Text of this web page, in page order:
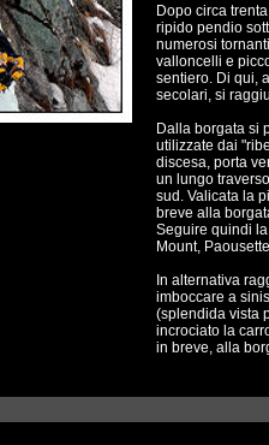
Dopo circa
ripido pendio
numerosi
valloncelli e
sentiero. Di qui,
secolari, si
Dalla borgata si
utilizzate dai
discesa, porta
un lungo
sud. Valicata la
breve alla
Seguire quindi
Mount,
In alternativa
imboccare a
(splendida vista
incrociato la
in breve, alla